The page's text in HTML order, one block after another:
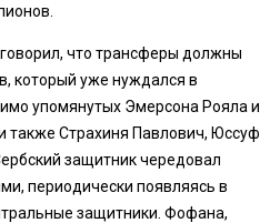
что трансферы должны
который уже нуждался в
упомянутых Эмерсона Рояла и
также Страхиня Павлович, Юссуф
защитник чередовал
периодически появляясь в
защитники. Фофана,